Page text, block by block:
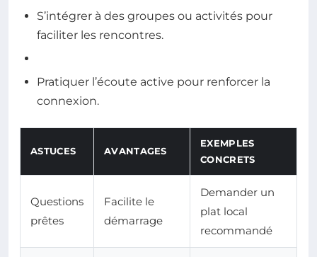
S’intégrer à des groupes ou activités pour
faciliter les rencontres.
Pratiquer l’écoute active pour renforcer la
connexion.
ASTUCES AVANTAGES
EXEMPLES
CONCRETS
Questions
prêtes
Facilite le
démarrage
Demander un
plat local
recommandé